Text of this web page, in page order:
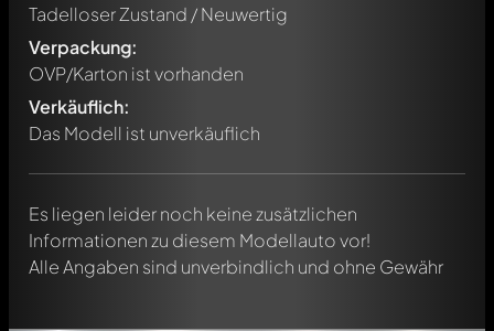
Tadelloser Zustand / Neuwertig
Verpackung:
OVP/Karton ist vorhanden
Verkäuflich:
Das Modell ist unverkäuflich
Es liegen leider noch keine zusätzlichen
Informationen zu diesem Modellauto vor!
Alle Angaben sind unverbindlich und ohne Gewähr
Schreibe jetzt einen ersten Kommentar zu diesem Modell!
Jeder Kommentar kann von allen Mitgliedern diskutiert
werden. Es ist wie ein Chat.
Erwähne andere Modelly-Mitglieder durch die
automatisch darüber informiert.